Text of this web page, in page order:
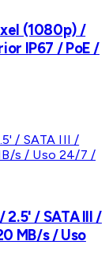
(1080p) /
IP67 / PoE /
2.5' / SATA III /
MB/s / Uso